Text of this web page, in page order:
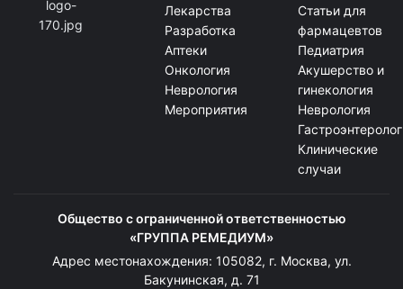
Лекарства
Разработка
Аптеки
Онкология
Неврология
Мероприятия
Статьи для
фармацевтов
Педиатрия
Акушерство и
гинекология
Неврология
Клинические
случаи
Общество с ограниченной ответственностью
«ГРУППА РЕМЕДИУМ»
Адрес местонахождения: 105082, г. Москва, ул.
Бакунинская, д. 71